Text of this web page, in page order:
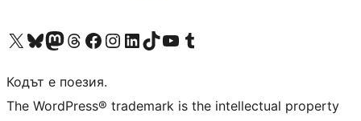
Visit our X (formerly Twitter) account
Visit our Bluesky account
Visit our Mastodon account
Visit our Threads account
Посетете нашата страница във Facebook
Посетете нашия профил в Instagram
Посетете нашия профил в LinkedIn
Visit our TikTok account
Visit our YouTube channel
Visit our Tumblr account
Кодът е поезия.
The WordPress® trademark is the intellectual property